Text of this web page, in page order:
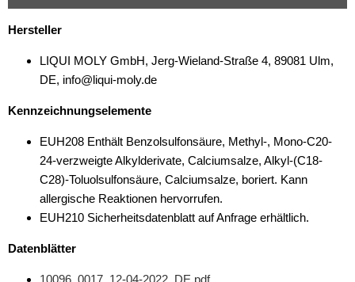
Hersteller
LIQUI MOLY GmbH, Jerg-Wieland-Straße 4, 89081 Ulm,
DE, info@liqui-moly.de
Kennzeichnungselemente
EUH208 Enthält Benzolsulfonsäure, Methyl-, Mono-C20-
24-verzweigte Alkylderivate, Calciumsalze, Alkyl-(C18-
C28)-Toluolsulfonsäure, Calciumsalze, boriert. Kann
allergische Reaktionen hervorrufen.
EUH210 Sicherheitsdatenblatt auf Anfrage erhältlich.
Datenblätter
10096_0017_12-04-2022_DE.pdf